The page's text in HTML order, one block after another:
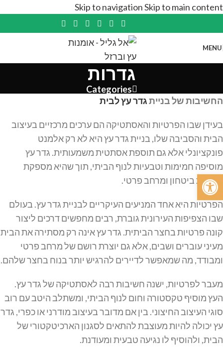
Skip to navigationSkip to main content
MENU
גדרות
Categories
החשיבות של בנייתגדר עץ לבית
בעידן שבו הפרטיות והאסתטיקה הם ערכים מרכזיים בעיצוב
הבית והסביבה שלו, בניית גדר עץ היא לא רק אלמנט
פונקציונלי אלא גם תוספת אסתטית משמעותית. גדר עץ
מוסיפה חמימות וטבעיות לנוף הביתי, תוך שהיא מספקת
תחושת ביטחון ומרחב פרטי.
הפרטיות היא אחד המניעים העיקריים לבניית גדר עץ. בעולם
שבו הצפיפות העירונית גוברת, רבים מחפשים דרכים ליצור
קונה פרטיות בחצר הביתית. גדר עץ אינה רק מסתירה את הבית
מעיני עוברים ושבים, אלא גם יוצרת רושם של מרחב פרטי
ומבודד, מה שמאפשר לדיירים להרגיש יותר בנוח בחצר שלהם.
מעבר לפרטיות, ישנה חשיבות רבה לאסתטיקה של גדר עץ.
העץ מוסיף טקסטורה וחום לנוף הביתי, ומשתלב היטב עם רוב
סוגי העיצוב החיצוני. בין אם מדובר בעיצוב מודרני או כפרי, גדר
עץ יכולה להיות מעוצבת להתאים לסגנון הארכיטקטורי של
הבית, ולהוסיף לו נגיעה טבעית ומעודנת.
פתח סרגל נגישות